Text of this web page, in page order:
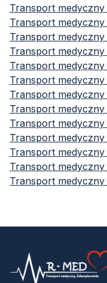
Transport medyczny
Transport medyczny
Transport medyczny
Transport medyczny
Transport medyczny
Transport medyczny
Transport medyczny
Transport medyczny
Transport medyczny
Transport medyczny
Transport medyczny
Transport medyczny
Transport medyczny